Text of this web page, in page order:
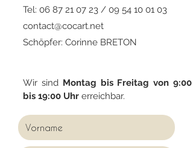
Tel: 06 87 21 07 23 / 09 54 10 01 03
contact@cocart.net
Schöpfer: Corinne BRETON
Wir sind Montag bis Freitag von 9:00
bis 19:00 Uhr erreichbar.